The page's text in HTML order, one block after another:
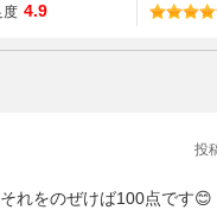
度 4.9
投
れをのぜけば100点です😊